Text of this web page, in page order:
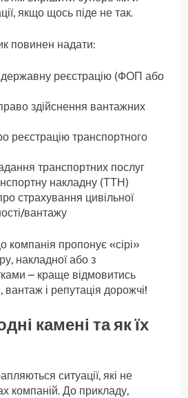
якщо щось піде не так.
повинен надати:
реєстрацію (ФОП або
здійснення вантажних
реєстрацію транспортного
транспортних послуг
накладну (ТТН)
страхування цивільної
вантажу
пропонує «сірі»
накладної або з
– краще відмовитись
і репутація дорожчі!
камені та як їх
ситуації, які не
компаній. До прикладу,